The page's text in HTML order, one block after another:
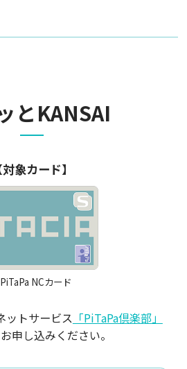
とKANSAI
対象カード】
NCカード
ットサービス 「PiTaPa倶楽部」
申し込みください。